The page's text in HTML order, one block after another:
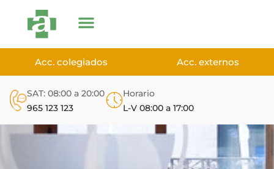
Acc. colegiados Acc. externos
SAT: 08:00 a 20:00
965 123 123
Horario
L-V 08:00 a 17:00